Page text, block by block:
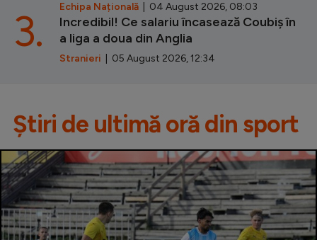
Echipa Națională | 04 August 2026, 08:03
Incredibil! Ce salariu încasează Coubiș în
a liga a doua din Anglia
Stranieri | 05 August 2026, 12:34
3.
Știri de ultimă oră din sport